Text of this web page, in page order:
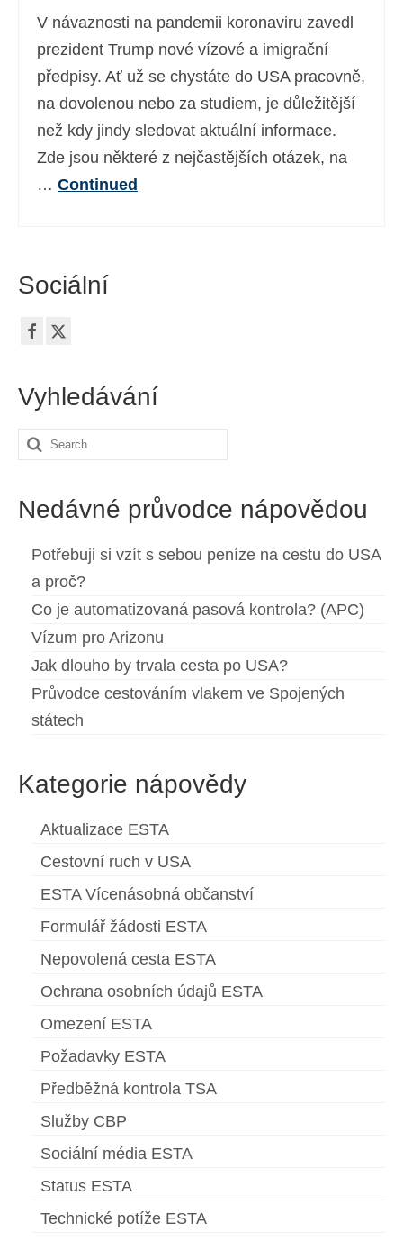
V návaznosti na pandemii koronaviru zavedl
prezident Trump nové vízové a imigrační
předpisy. Ať už se chystáte do USA pracovně,
na dovolenou nebo za studiem, je důležitější
než kdy jindy sledovat aktuální informace.
Zde jsou některé z nejčastějších otázek, na
… Continued
Sociální
Vyhledávání
Search
Nedávné průvodce nápovědou
Potřebuji si vzít s sebou peníze na cestu do USA
a proč?
Co je automatizovaná pasová kontrola? (APC)
Vízum pro Arizonu
Jak dlouho by trvala cesta po USA?
Průvodce cestováním vlakem ve Spojených
státech
Kategorie nápovědy
Aktualizace ESTA
Cestovní ruch v USA
ESTA Vícenásobná občanství
Formulář žádosti ESTA
Nepovolená cesta ESTA
Ochrana osobních údajů ESTA
Omezení ESTA
Požadavky ESTA
Předběžná kontrola TSA
Služby CBP
Sociální média ESTA
Status ESTA
Technické potíže ESTA